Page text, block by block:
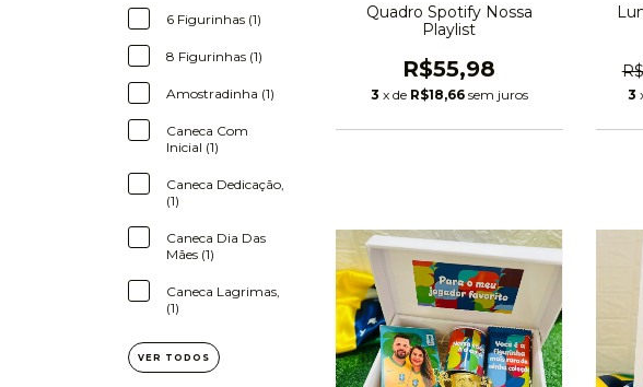
6 Figurinhas (1)
8 Figurinhas (1)
Amostradinha (1)
Caneca Com
Inicial (1)
Caneca Dedicação,
(1)
Caneca Dia Das
Mães (1)
Caneca Lagrimas,
(1)
VER TODOS
Quadro Spotify Nossa
Playlist
R$55,98
3 x de R$18,66 sem juros 3